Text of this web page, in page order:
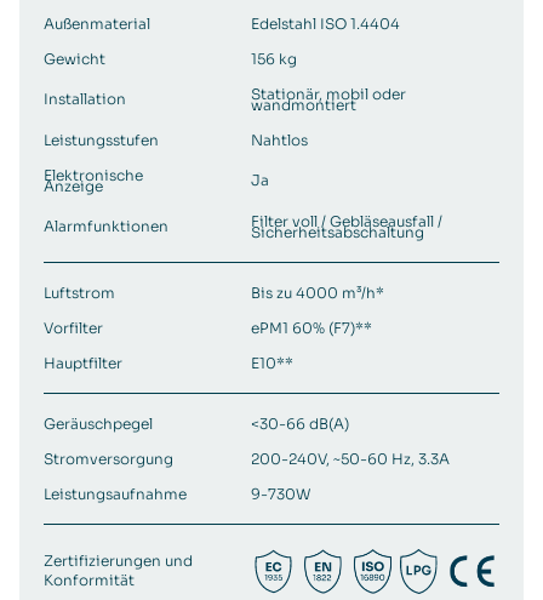
Außenmaterial
Edelstahl ISO 1.4404
Gewicht
156 kg
Installation Stationär, mobil oder
wandmontiert
Leistungsstufen
Nahtlos
Elektronische
Anzeige Ja
Alarmfunktionen Filter voll / Gebläseausfall /
Sicherheitsabschaltung
Luftstrom
Bis zu 4000 m³/h*
Vorfilter
ePM1 60% (F7)**
Hauptfilter
E10**
Geräuschpegel
<30-66 dB(A)
Stromversorgung
200-240V, ~50-60 Hz, 3.3A
Leistungsaufnahme
9-730W
Zertifizierungen und
Konformität